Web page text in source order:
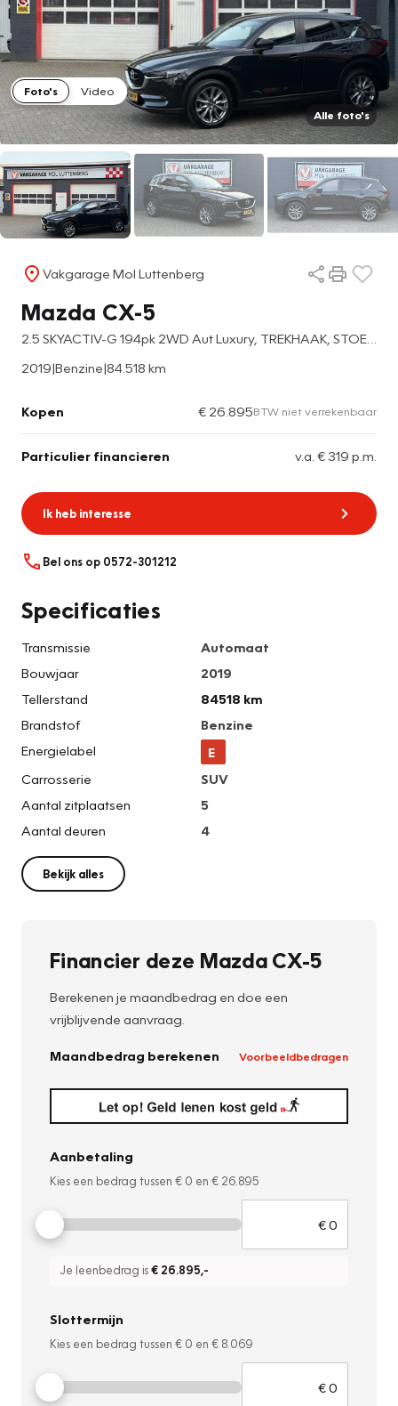
Foto's
Video
Alle foto's
Vakgarage Mol Luttenberg
Mazda CX-5
2019|Benzine|84.518 km
Kopen € 26.895BTW niet verrekenbaar
Particulier financieren v.a. € 319 p.m.
Ik heb interesse
Bel ons op 0572-301212
Specificaties
Transmissie
Automaat
Bouwjaar
2019
Tellerstand
84518 km
Brandstof
Benzine
Energielabel
E
Carrosserie
SUV
Aantal zitplaatsen
5
Aantal deuren
4
Bekijk alles
Financier deze Mazda CX-5
Berekenen je maandbedrag en doe een
vrijblijvende aanvraag.
Maandbedrag berekenen Voorbeeldbedragen
Aanbetaling
Kies een bedrag tussen € 0 en € 26.895
Je leenbedrag is€ 26.895,-
Slottermijn
Kies een bedrag tussen € 0 en € 8.069